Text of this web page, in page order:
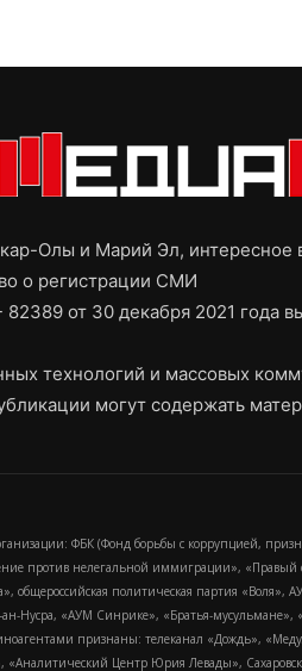
Олы и Марий Эл,
о регистрации СМИ
от 30 декабря 2021 года
технологий и массовых
могут содержать
ФБК (Фонд борьбы с коррупцией,
против нелегальной иммиграции»,
общероссийская политическая партия
ан-Нусра, «АУМ Синрике», «Братья-
признаны: телеканал «Дождь»,
Центр Юрия Левады»,